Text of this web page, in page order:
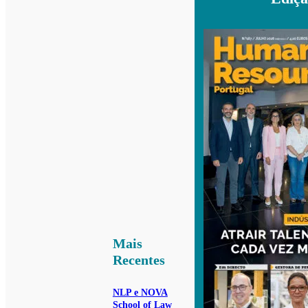
Mais
Recentes
NLP e NOVA
School of Law